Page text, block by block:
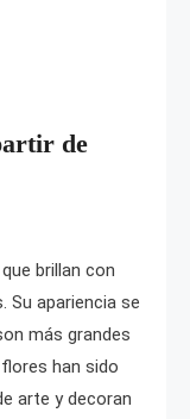
de
brillan con
Su apariencia se
más grandes
han sido
arte y decoran